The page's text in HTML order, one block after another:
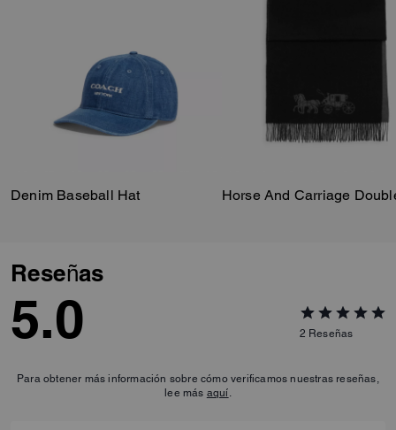
Denim Baseball Hat
Reseñas
5.0 2 Reseñas
Para obtener más información sobre cómo verificamos nuestras reseñas,
lee más aquí